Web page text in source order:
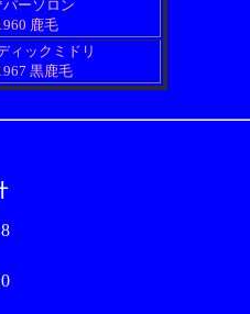
ーソロン
鹿毛
ィックミドリ
黒鹿毛